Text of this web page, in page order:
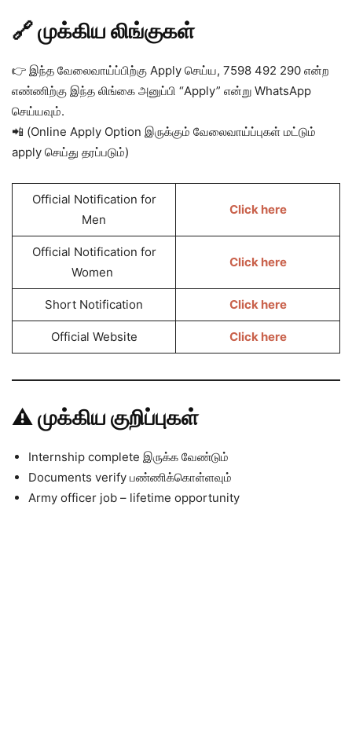
🔗 முக்கிய லிங்குகள்
👉 இந்த வேலைவாய்ப்பிற்கு Apply செய்ய, 7598 492 290 என்ற
எண்ணிற்கு இந்த லிங்கை அனுப்பி “Apply” என்று WhatsApp
செய்யவும்.
📲 (Online Apply Option இருக்கும் வேலைவாய்ப்புகள் மட்டும்
apply செய்து தரப்படும்)
Official Notification for
Men
Click here
Official Notification for
Women
Click here
Short Notification Click here
Official Website Click here
⚠️ முக்கிய குறிப்புகள்
Internship complete இருக்க வேண்டும்
Documents verify பண்ணிக்கொள்ளவும்
Army officer job – lifetime opportunity